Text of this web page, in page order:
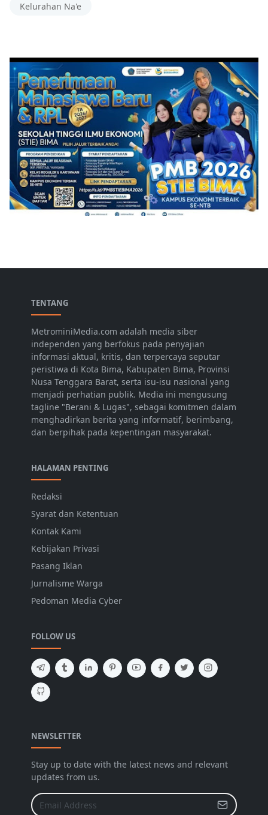
Kelurahan Na'e
TENTANG
MetrominiMedia.com adalah media siber
independen yang berfokus pada penyajian
informasi aktual, kritis, dan terpercaya seputar
peristiwa di Kota Bima, Kabupaten Bima, Provinsi
Nusa Tenggara Barat, serta isu-isu nasional yang
menjadi perhatian publik. Media ini mengusung
tagline "Berani & Lugas", sebagai komitmen dalam
menghadirkan berita yang informatif, berimbang,
dan berpihak pada kepentingan masyarakat.
HALAMAN PENTING
Redaksi
Syarat dan Ketentuan
Kontak Kami
Kebijakan Privasi
Pasang Iklan
Jurnalisme Warga
Pedoman Media Cyber
FOLLOW US
NEWSLETTER
Stay up to date with the latest news and relevant
updates from us.